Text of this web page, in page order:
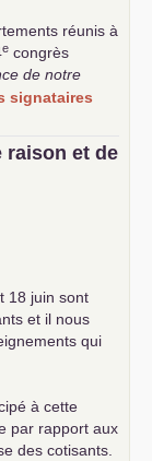
réunis à
e congrès
de notre
signataires
raison et de
18 juin sont
et il nous
qui
à cette
par rapport aux
des cotisants.